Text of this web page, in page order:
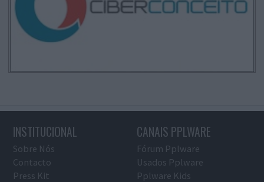
INSTITUCIONAL
Sobre Nós
Contacto
Press Kit
CANAIS PPLWARE
Fórum Pplware
Usados Pplware
Pplware Kids